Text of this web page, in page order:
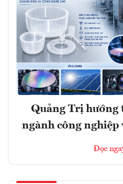
Quảng Trị hướng
ngành công nghiệp
Đọc